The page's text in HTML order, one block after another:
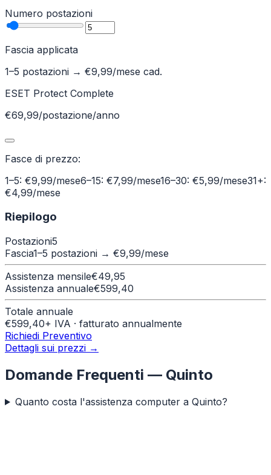
Numero postazioni
Fascia applicata
1–5 postazioni → €9,99/mese cad.
ESET Protect Complete
€69,99/postazione/anno
Fasce di prezzo:
1–5: €9,99/mese6–15: €7,99/mese16–30: €5,99/mese31+:
€4,99/mese
Riepilogo
Postazioni5
Fascia1–5 postazioni → €9,99/mese
Assistenza mensile€49,95
Assistenza annuale€599,40
Totale annuale
€599,40+ IVA · fatturato annualmente
Richiedi Preventivo
Dettagli sui prezzi →
Domande Frequenti — Quinto
Quanto costa l'assistenza computer a Quinto?